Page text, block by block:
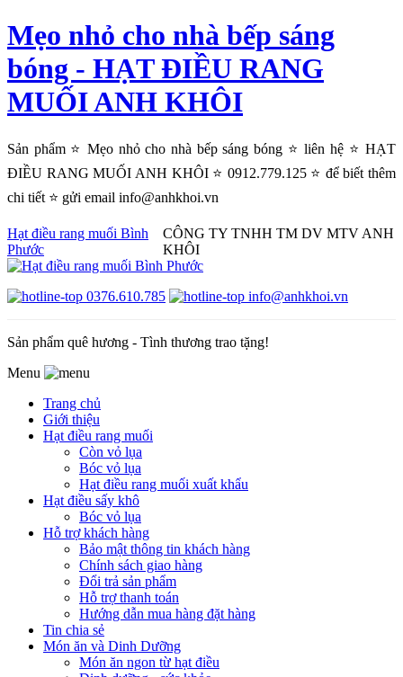
Mẹo nhỏ cho nhà bếp sáng
bóng - HẠT ĐIỀU RANG
MUỐI ANH KHÔI
Sản phẩm ⭐ Mẹo nhỏ cho nhà bếp sáng bóng ⭐ liên hệ ⭐ HẠT
ĐIỀU RANG MUỐI ANH KHÔI ⭐ 0912.779.125 ⭐ để biết thêm
chi tiết ⭐ gửi email info@anhkhoi.vn
Hạt điều rang muối Bình
Phước
CÔNG TY TNHH TM DV MTV ANH
KHÔI
0376.610.785 info@anhkhoi.vn
Sản phẩm quê hương - Tình thương trao tặng!
Menu
Trang chủ
Giới thiệu
Hạt điều rang muối
Còn vỏ lụa
Bóc vỏ lụa
Hạt điều rang muối xuất khẩu
Hạt điều sấy khô
Bóc vỏ lụa
Hỗ trợ khách hàng
Bảo mật thông tin khách hàng
Chính sách giao hàng
Đổi trả sản phẩm
Hỗ trợ thanh toán
Hướng dẫn mua hàng đặt hàng
Tin chia sẻ
Món ăn và Dinh Dưỡng
Món ăn ngon từ hạt điều